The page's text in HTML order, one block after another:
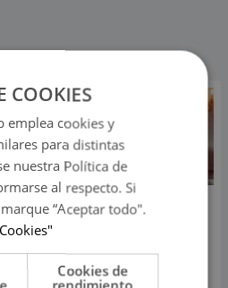
¿Greeicy está
embarazada de su
compartió revelador
COOKIES
emplea cookies y
para distintas
nuestra Política de
al respecto. Si
“Aceptar todo".
Cookies de
rendimiento